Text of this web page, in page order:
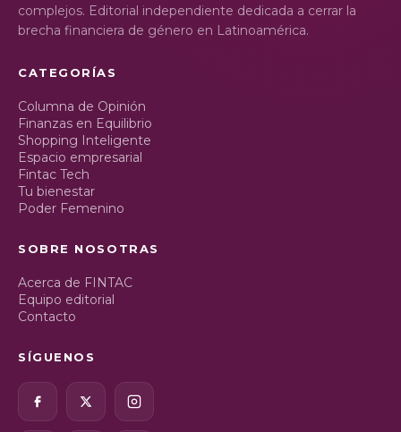
complejos. Editorial independiente dedicada a cerrar la
brecha financiera de género en Latinoamérica.
CATEGORÍAS
Columna de Opinión
Finanzas en Equilibrio
Shopping Inteligente
Espacio empresarial
Fintac Tech
Tu bienestar
Poder Femenino
SOBRE NOSOTRAS
Acerca de FINTAC
Equipo editorial
Contacto
SÍGUENOS